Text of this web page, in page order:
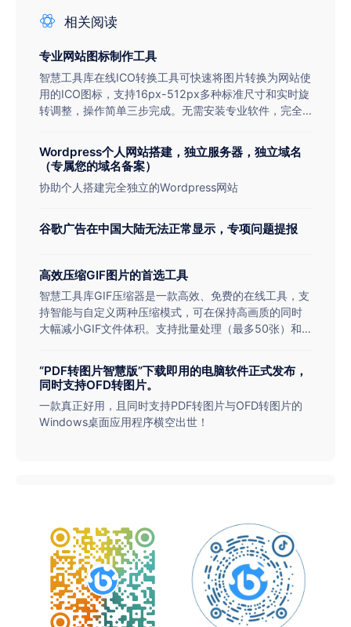
相关阅读
专业网站图标制作工具
智慧工具库在线ICO转换工具可快速将图片转换为网站使
用的ICO图标，支持16px-512px多种标准尺寸和实时旋
转调整，操作简单三步完成。无需安装专业软件，完全
Wordpress个人网站搭建，独立服务器，独立域名
（专属您的域名备案）
协助个人搭建完全独立的Wordpress网站
谷歌广告在中国大陆无法正常显示，专项问题提报
高效压缩GIF图片的首选工具
智慧工具库GIF压缩器是一款高效、免费的在线工具，支
持智能与自定义两种压缩模式，可在保持高画质的同时
大幅减小GIF文件体积。支持批量处理（最多50张）和
化等场景。操作简单，一键压缩，助力提升加载速度与
存储效率。
“PDF转图片智慧版”下载即用的电脑软件正式发布，
同时支持OFD转图片。
一款真正好用，且同时支持PDF转图片与OFD转图片的
Windows桌面应用程序横空出世！